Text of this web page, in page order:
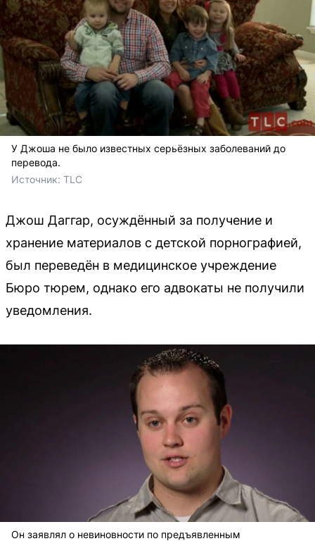
У Джоша не было известных серьёзных заболеваний до
перевода.
Источник: TLC
Джош Даггар, осуждённый за получение и
хранение материалов с детской порнографией,
был переведён в медицинское учреждение
Бюро тюрем, однако его адвокаты не получили
уведомления.
Он заявлял о невиновности по предъявленным